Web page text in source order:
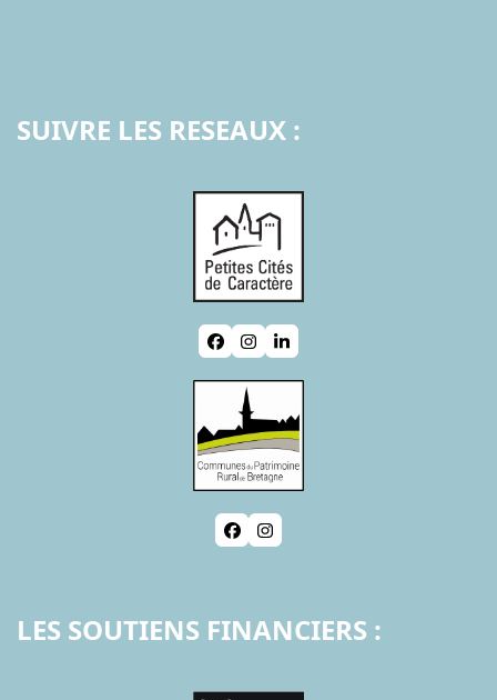
SUIVRE LES RESEAUX :
Facebook
Instagram
LinkedIn
FacebookInstagram
LES SOUTIENS FINANCIERS :